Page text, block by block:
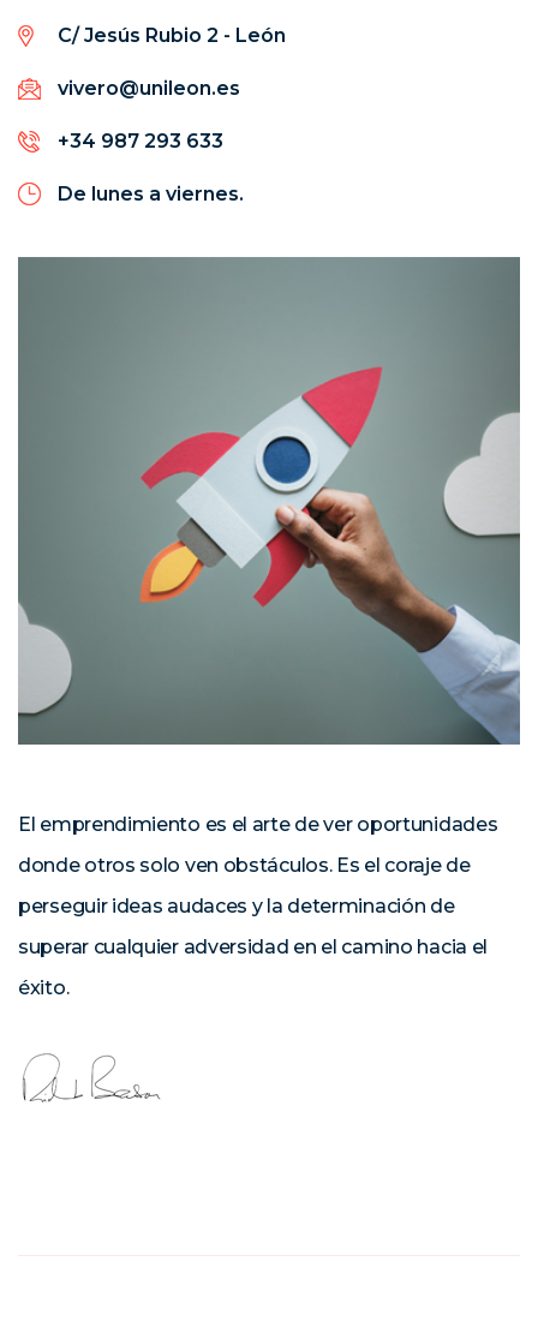
C/ Jesús Rubio 2 - León
vivero@unileon.es
+34 987 293 633
De lunes a viernes.
El emprendimiento es el arte de ver oportunidades
donde otros solo ven obstáculos. Es el coraje de
perseguir ideas audaces y la determinación de
superar cualquier adversidad en el camino hacia el
éxito.